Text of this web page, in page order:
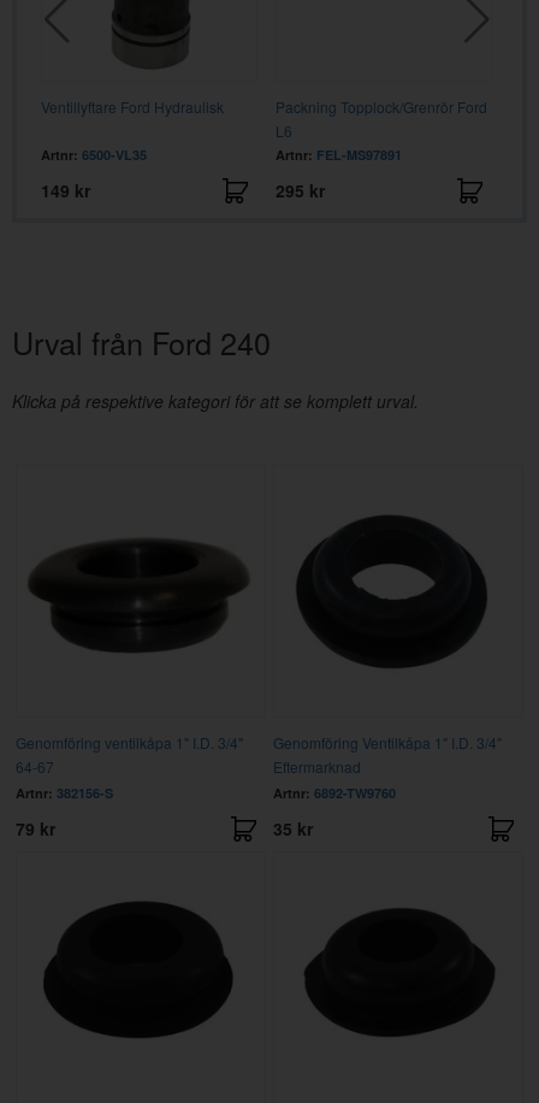
Ventillyftare Ford Hydraulisk
Artnr: 6500-VL35
149 kr
Packning Topplock/Grenrör Ford
L6
Artnr: FEL-MS97891
295 kr
Urval från Ford 240
Klicka på respektive kategori för att se komplett urval.
Genomföring ventilkåpa 1" I.D. 3/4"
64-67
Artnr: 382156-S
79 kr
Genomföring Ventilkåpa 1" I.D. 3/4"
Eftermarknad
Artnr: 6892-TW9760
35 kr